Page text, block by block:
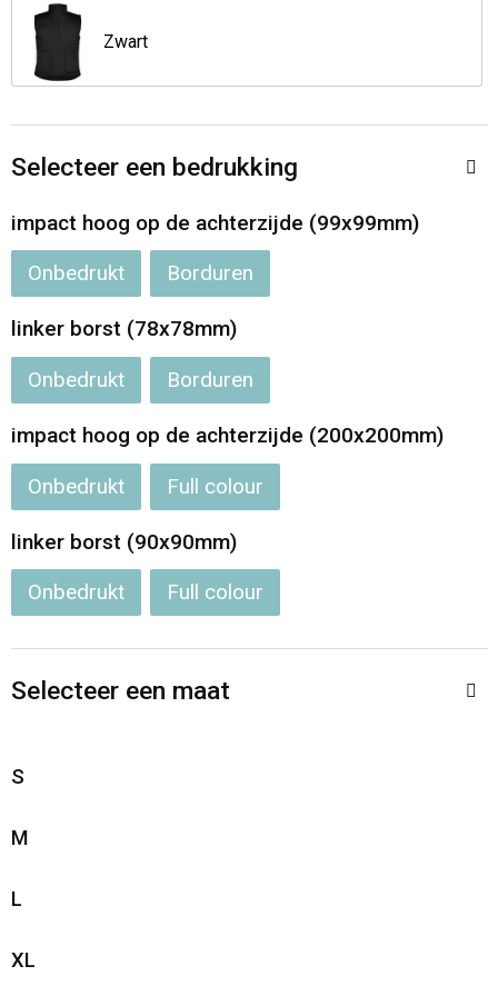
Opvouwbare tassen
Bowlingtassen
Strandtassen
Katoenen draagtassen
Rugzakken
Zwart
Selecteer een bedrukking
impact hoog op de achterzijde (99x99mm)
Onbedrukt Borduren
linker borst (78x78mm)
Onbedrukt Borduren
impact hoog op de achterzijde (200x200mm)
Onbedrukt Full colour
linker borst (90x90mm)
Onbedrukt Full colour
Selecteer een maat
S
M
L
XL